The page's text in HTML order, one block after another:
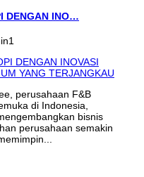
DENGAN INO…
perusahaan F&B
di Indonesia,
bisnis
perusahaan semakin